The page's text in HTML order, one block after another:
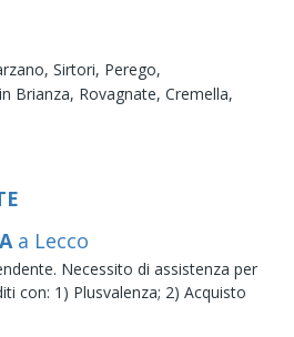
Sirtori, Perego,
Brianza, Rovagnate, Cremella,
a Lecco
Necessito di assistenza per
con: 1) Plusvalenza; 2) Acquisto